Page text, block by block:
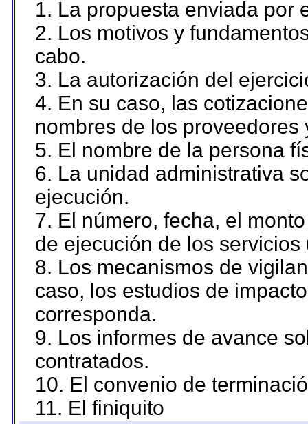
1. La propuesta enviada por
2. Los motivos y
cabo.
3. La autorización del
4. En su caso, las
nombres de los proveedores
5. El nombre de la persona
6. La unidad administrativa
ejecución.
7. El número, fecha, el
de ejecución de los servicios
8. Los mecanismos de
caso, los estudios de
corresponda.
9. Los informes de avance
contratados.
10. El convenio de
11. El finiquito